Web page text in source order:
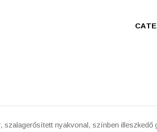
szalagerősített nyakvonal, színben